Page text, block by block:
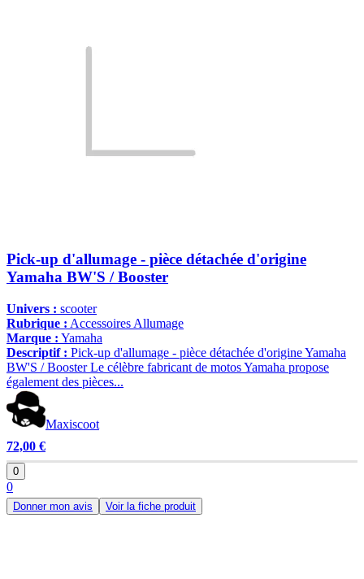
Pick-up d'allumage - pièce détachée d'origine
Yamaha BW'S / Booster
Univers : scooter
Rubrique : Accessoires Allumage
Marque : Yamaha
Descriptif : Pick-up d'allumage - pièce détachée d'origine Yamaha
BW'S / Booster Le célèbre fabricant de motos Yamaha propose
également des pièces...
Maxiscoot
72,00 €
0
0
Donner mon avis Voir la fiche produit